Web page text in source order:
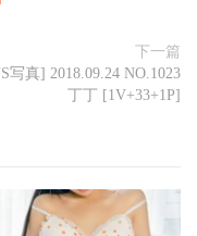
下一篇
写真] 2018.09.24 NO.1023
丁丁 [1V+33+1P]